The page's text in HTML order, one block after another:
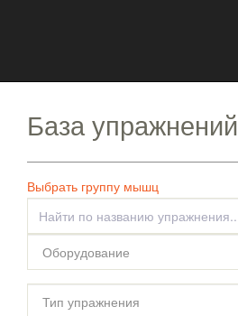
База упражнений
Выбрать группу мышц